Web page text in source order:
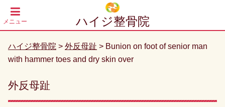
メニュー ハイジ整骨院
の電話で
ムよりご
ハイジ整骨院 > 外反母趾 > Bunion on foot of senior man
with hammer toes and dry skin over
外反母趾